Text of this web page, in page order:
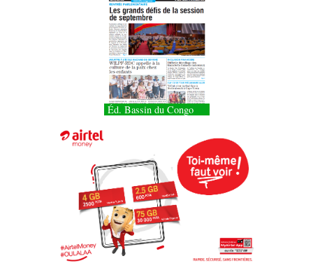
Éd. Bassin du Congo